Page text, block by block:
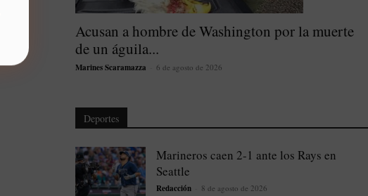
Acusan a hombre de Washington por la muerte
de un águila...
Marines Scaramazza 6 de agosto de 2026
Deportes
Marineros caen 2-1 ante los Rays en
Seattle
Redacción 8 de agosto de 2026